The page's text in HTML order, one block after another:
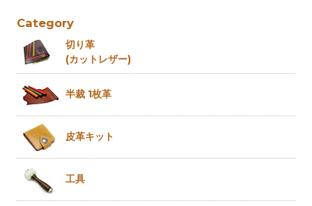
Category
切り革
(カットレザー)
半裁 1枚革
皮革キット
工具